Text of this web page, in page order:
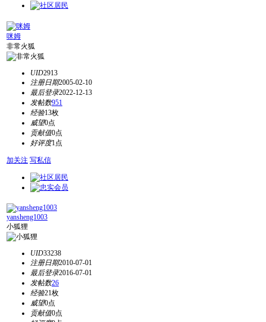
咪姆
非常火狐
UID2913
注册日期2005-02-10
最后登录2022-12-13
发帖数951
经验13枚
威望0点
贡献值0点
好评度1点
加关注 写私信
yansheng1003
小狐狸
UID33238
注册日期2010-07-01
最后登录2016-07-01
发帖数26
经验21枚
威望0点
贡献值0点